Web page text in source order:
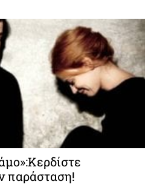
παράσταση!